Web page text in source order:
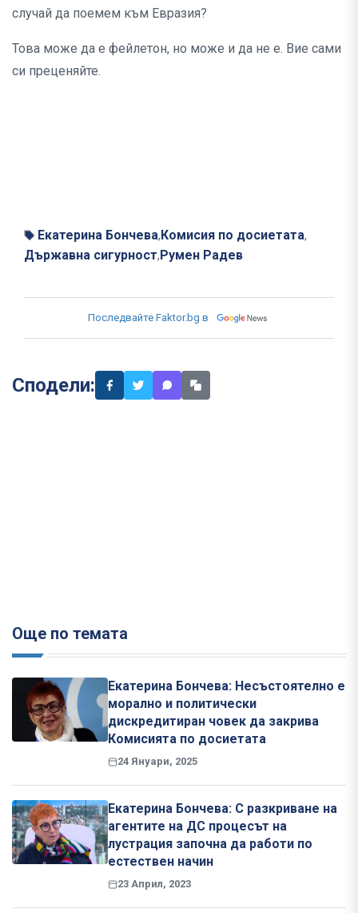
случай да поемем към Евразия?
Това може да е фейлетон, но може и да не е. Вие сами
си преценяйте.
Екатерина Бончева, Комисия по досиетата,
Държавна сигурност, Румен Радев
Последвайте Faktor.bg в
Сподели:
Още по темата
Екатерина Бончева: Несъстоятелно e
морално и политически
дискредитиран човек да закрива
Комисията по досиетата
24 Януари, 2025
Екатерина Бончева: С разкриване на
агентите на ДС процесът на
лустрация започна да работи по
естествен начин
23 Април, 2023